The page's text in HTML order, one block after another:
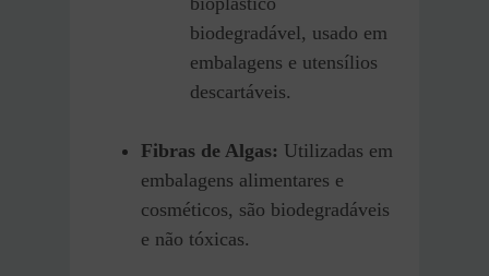
biodegradável, usado em
embalagens e utensílios
descartáveis.
Fibras de Algas: Utilizadas em
embalagens alimentares e
cosméticos, são biodegradáveis
e não tóxicas.